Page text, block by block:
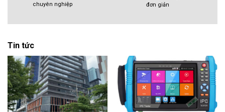
chuyên nghiệp
đơn giản
Tin tức